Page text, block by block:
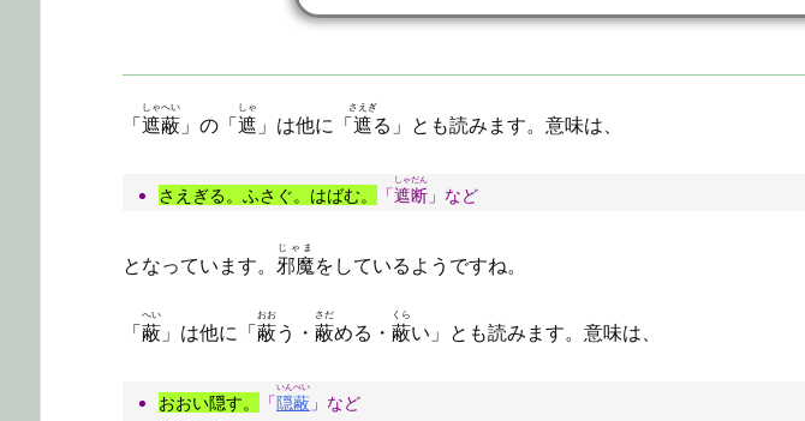
「遮蔽
しゃへい
」の「遮
しゃ
」は他に「遮
さえぎ
る」とも読みます。意味は、
さえぎる。ふさぐ。はばむ。 「遮断
しゃだん
」など
となっています。 邪魔
じゃま
をしているようですね。
「蔽
へい
」は他に「蔽
おお
う・ 蔽
さだ
める・ 蔽
くら
い」とも読みます。意味は、
おおい隠す。 「隠蔽
いんぺい
」など